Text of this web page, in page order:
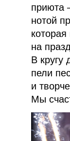
приюта
нотой
на
В кругу
пели
и
Мы